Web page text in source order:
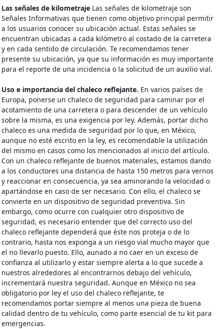
Las señales de kilometraje Las señales de kilometraje son
Señales Informativas que tienen como objetivo principal permitir
a los usuarios conocer su ubicación actual. Estas señales se
encuentran ubicadas a cada kilómetro al costado de la carretera
y en cada sentido de circulación. Te recomendamos tener
presente su ubicación, ya que su información es muy importante
para el reporte de una incidencia o la solicitud de un auxilio vial.
Uso e importancia del chaleco reflejante. En varios países de
Europa, ponerse un chaleco de seguridad para caminar por el
acotamiento de una carretera o para descender de un vehículo
sobre la misma, es una exigencia por ley. Además, portar dicho
chaleco es una medida de seguridad por lo que, en México,
aunque no esté escrito en la ley, es recomendable la utilización
del mismo en casos como los mencionados al inicio del artículo.
Con un chaleco reflejante de buenos materiales, estamos dando
a los conductores una distancia de hasta 150 metros para vernos
y reaccionar en consecuencia, ya sea aminorando la velocidad o
apartándose en caso de ser necesario. Con ello, el chaleco se
convierte en un dispositivo de seguridad preventiva. Sin
embargo, como ocurre con cualquier otro dispositivo de
seguridad, es necesario entender que del correcto uso del
chaleco reflejante dependerá que éste nos proteja o de lo
contrario, hasta nos exponga a un riesgo vial mucho mayor que
el no llevarlo puesto. Ello, aunado a no caer en un exceso de
confianza al utilizarlo y estar siempre alerta a lo que sucede a
nuestros alrededores al encontrarnos debajo del vehículo,
incrementará nuestra seguridad. Aunque en México no sea
obligatorio por ley el uso del chaleco reflejante, te
recomendamos portar siempre al menos una pieza de buena
calidad dentro de tu vehículo, como parte esencial de tu kit para
emergencias.